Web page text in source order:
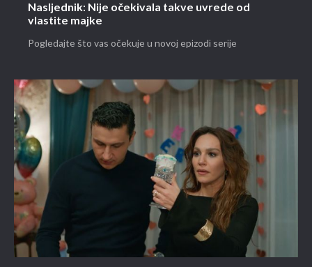
Nasljednik: Nije očekivala takve uvrede od
vlastite majke
Pogledajte što vas očekuje u novoj epizodi serije